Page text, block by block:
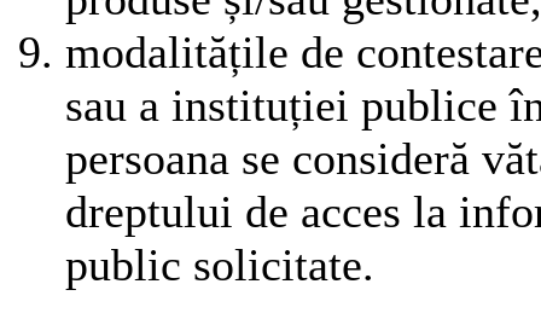
modalitățile de
sau a instituției publice
persoana se consideră
dreptului de acces la
public solicitate.